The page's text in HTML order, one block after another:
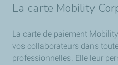
La carte Mobility
La carte de paiement
vos collaborateurs dans
professionnelles. Elle leur